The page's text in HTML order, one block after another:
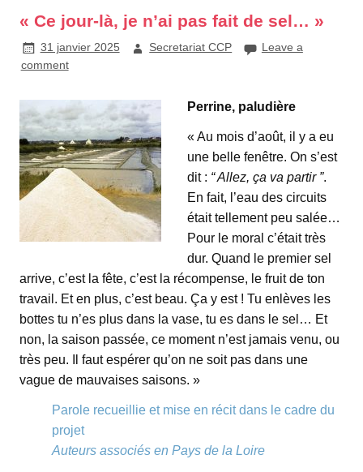
« Ce jour-là, je n’ai pas fait de sel… »
31 janvier 2025 Secretariat CCP
Leave a
comment
Perrine, paludière
« Au mois d’août, il y a eu
une belle fenêtre. On s’est
dit : “ Allez, ça va partir ”.
En fait, l’eau des circuits
était tellement peu salée…
Pour le moral c’était très
dur. Quand le premier sel
arrive, c’est la fête, c’est la récompense, le fruit de ton
travail. Et en plus, c’est beau. Ça y est ! Tu enlèves les
bottes tu n’es plus dans la vase, tu es dans le sel… Et
non, la saison passée, ce moment n’est jamais venu, ou
très peu. Il faut espérer qu’on ne soit pas dans une
vague de mauvaises saisons. »
Parole recueillie et mise en récit dans le cadre du
projet
Auteurs associés en Pays de la Loire